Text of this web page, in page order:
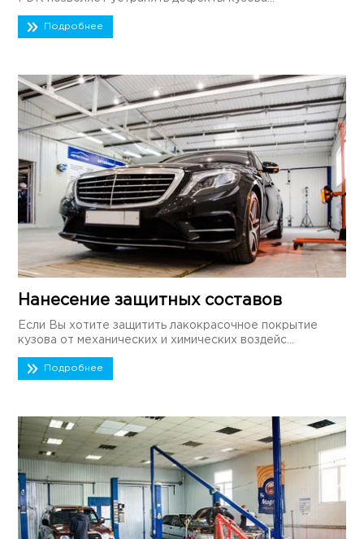
Подробнее
Нанесение защитных составов
Если Вы хотите защитить лакокрасочное покрытие
кузова от механических и химических воздейс...
Подробнее